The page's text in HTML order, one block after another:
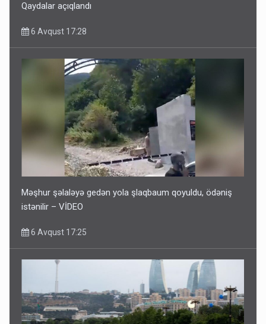
Qaydalar açıqlandı
6 Avqust 17:28
Məşhur şəlaləyə gedən yola şlaqbaum qoyuldu, ödəniş
istənilir – VİDEO
6 Avqust 17:25